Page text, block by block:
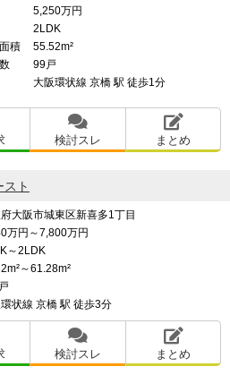
5,250万円
2LDK
積
55.52m²
99戸
大阪環状線 京橋 駅 徒歩1分
検討スレ まとめ
ト
大阪市城東区新喜多1丁目
万円～7,800万円
～2LDK
～61.28m²
状線 京橋 駅 徒歩3分
検討スレ まとめ